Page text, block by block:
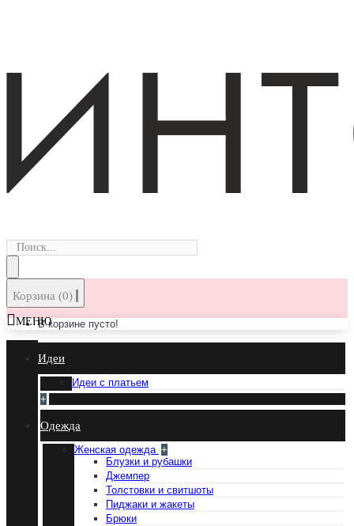
Корзина (0)
В корзине пусто!
МЕНЮ
Идеи
Идеи с платьем
+
Одежда
Женская одежда +
Блузки и рубашки
Джемпер
Толстовки и свитшоты
Пиджаки и жакеты
Брюки